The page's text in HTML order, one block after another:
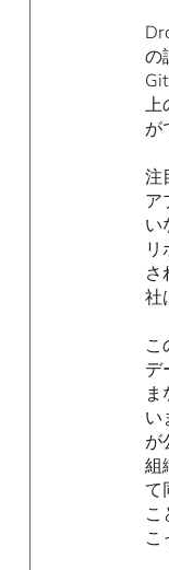
の
上
が
注
ア
い
さ
社
こ
デ
い
が
組
て
こ
こ